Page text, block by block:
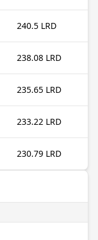
240.5 LRD
238.08 LRD
235.65 LRD
233.22 LRD
230.79 LRD